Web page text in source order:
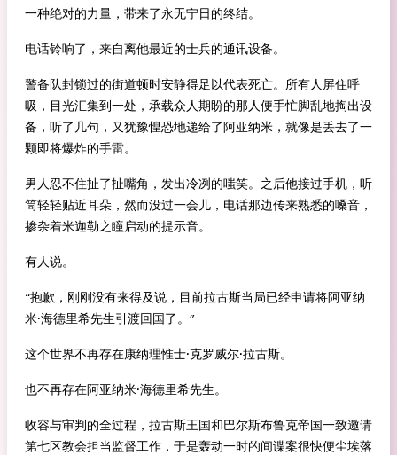
一种绝对的力量，带来了永无宁日的终结。
电话铃响了，来自离他最近的士兵的通讯设备。
警备队封锁过的街道顿时安静得足以代表死亡。所有人屏住呼
吸，目光汇集到一处，承载众人期盼的那人便手忙脚乱地掏出设
备，听了几句，又犹豫惶恐地递给了阿亚纳米，就像是丢去了一
颗即将爆炸的手雷。
男人忍不住扯了扯嘴角，发出冷冽的嗤笑。之后他接过手机，听
筒轻轻贴近耳朵，然而没过一会儿，电话那边传来熟悉的嗓音，
掺杂着米迦勒之瞳启动的提示音。
有人说。
“抱歉，刚刚没有来得及说，目前拉古斯当局已经申请将阿亚纳
米·海德里希先生引渡回国了。”
这个世界不再存在康纳理惟士·克罗威尔·拉古斯。
也不再存在阿亚纳米·海德里希先生。
收容与审判的全过程，拉古斯王国和巴尔斯布鲁克帝国一致邀请
第七区教会担当监督工作，于是轰动一时的间谍案很快便尘埃落